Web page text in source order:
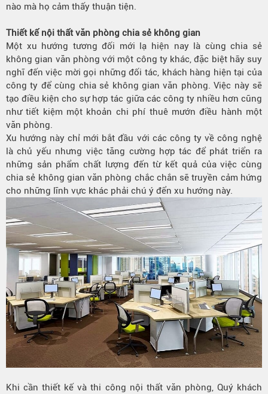
nào mà họ cảm thấy thuận tiện.
Thiết kế nội thất văn phòng chia sẻ không gian
Một xu hướng tương đối mới lạ hiện nay là cùng chia sẻ
không gian văn phòng với một công ty khác, đặc biệt hãy suy
nghĩ đến việc mời gọi những đối tác, khách hàng hiện tại của
công ty để cùng chia sẻ không gian văn phòng. Việc này sẽ
tạo điều kiện cho sự hợp tác giữa các công ty nhiều hơn cũng
như tiết kiệm một khoản chi phí thuê mướn điều hành một
văn phòng.
Xu hướng này chỉ mới bắt đầu với các công ty về công nghệ
là chủ yếu nhưng việc tăng cường hợp tác để phát triển ra
những sản phẩm chất lượng đến từ kết quả của việc cùng
chia sẻ không gian văn phòng chắc chắn sẽ truyền cảm hứng
cho những lĩnh vực khác phải chú ý đển xu hướng này.
Khi cần thiết kế và thi công nội thất văn phòng, Quý khách